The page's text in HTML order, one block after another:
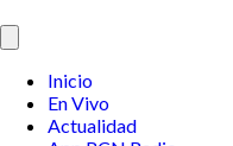
Inicio
En Vivo
Actualidad